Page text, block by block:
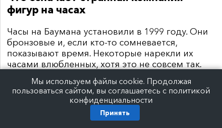
фигур на часах
Часы на Баумана установили в 1999 году. Они
бронзовые и, если кто-то сомневается,
показывают время. Некоторые нарекли их
часами влюбленных, хотя это не совсем так.
Автор часов —
известный казанский
архитектор Игорь Башмаков —заложил в них
особый смысл.
Верхнюю часть композиции заняли фигуры
Мы используем файлы cookie. Продолжая
пользоваться сайтом, вы соглашаетесь с политикой
конфиденциальности
Принять